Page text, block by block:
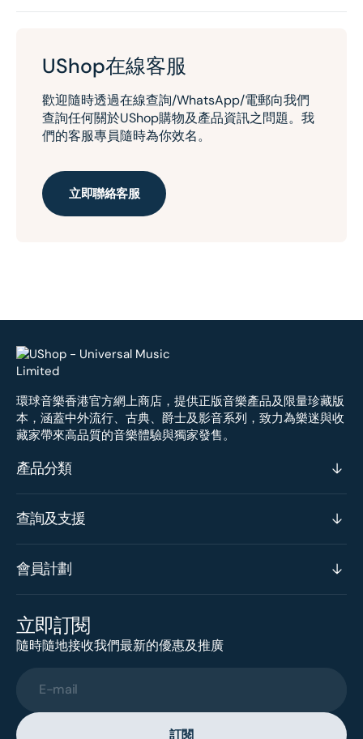
UShop在線客服
歡迎隨時透過在線查詢/WhatsApp/電郵向我們
查詢任何關於UShop購物及產品資訊之問題。我
們的客服專員隨時為你效名。
立即聯絡客服
環球音樂香港官方網上商店，提供正版音樂產品及限量珍藏版
本，涵蓋中外流行、古典、爵士及影音系列，致力為樂迷與收
藏家帶來高品質的音樂體驗與獨家發售。
產品分類
查詢及支援
會員計劃
立即訂閱
隨時隨地接收我們最新的優惠及推廣
E-mail
訂閱